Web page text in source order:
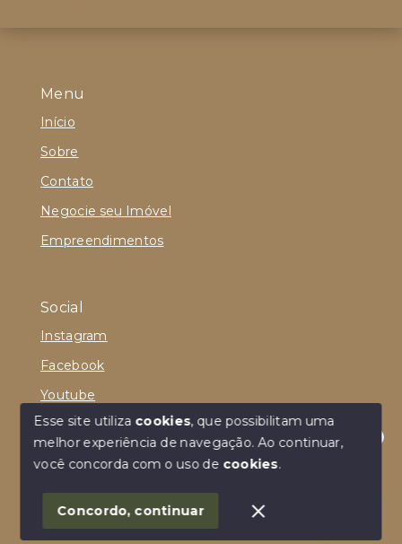
Olá! Estamos disponíveis para te ajudar.
Menu
Início
Sobre
Contato
Negocie seu Imóvel
Empreendimentos
Social
Instagram
Facebook
Youtube
© Copyright 2026 - Viva no Cumbuco Imóveis - Todos
SITE PARA IMOBILIARIA
Esse site utiliza cookies, que possibilitam uma
melhor experiência de navegação.Ao continuar,
você concorda com o uso de cookies.
Concordo, continuar